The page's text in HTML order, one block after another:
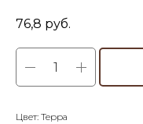
76,8 руб.
Цвет: Терра